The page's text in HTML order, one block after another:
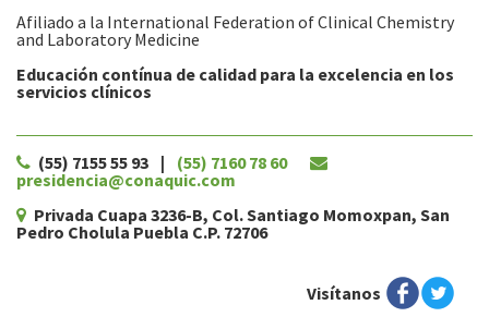
Afiliado a la International Federation of Clinical Chemistry
and Laboratory Medicine
Educación contínua de calidad para la excelencia en los
servicios clínicos
(55) 7155 55 93 |
(55) 7160 78 60
presidencia@conaquic.com
Privada Cuapa 3236-B, Col. Santiago Momoxpan, San
Pedro Cholula Puebla C.P. 72706
Visítanos